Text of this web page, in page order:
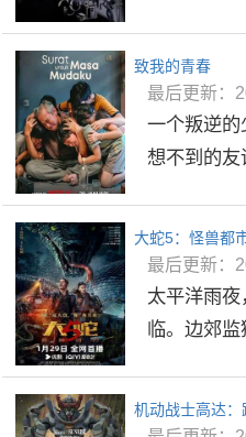
致我的青春
最后更新：
一个叛逆
想不到的
大蛇5：怪兽都
最后更新：
太平洋雨
临。边郊
机动战士高达：